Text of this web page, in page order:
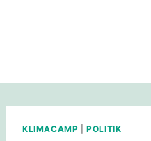
KLIMACAMP |POLITIK